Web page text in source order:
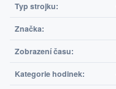
Typ strojku:
Značka:
Zobrazení času:
Kategorie hodinek: